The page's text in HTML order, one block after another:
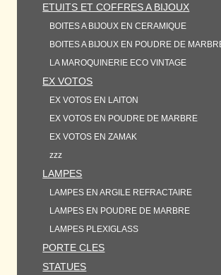
ETUITS ET COFFRES A BIJOUX
BOITES A BIJOUX EN CERAMIQUE
BOITES A BIJOUX EN POUDRE DE
LA MAROQUINERIE ECO VINTAGE
EX VOTOS
EX VOTOS EN LAITON
EX VOTOS EN POUDRE DE MARBRE
EX VOTOS EN ZAMAK
zzz
LAMPES
LAMPES EN ARGILE REFRACTAIRE
LAMPES EN POUDRE DE MARBRE
LAMPES PLEXIGLASS
PORTE CLES
STATUES